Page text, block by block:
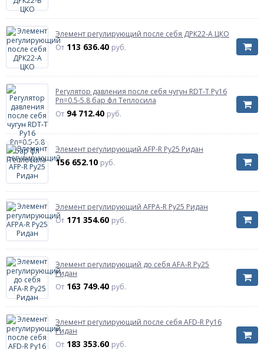
Элемент регулирующий после себя ДРК22-А ЦКО
От 113 636.40 руб.
Регулятор давления после себя чугун RDT-T Ру16
Рп=0.5-5.8 бар фл Теплосила
От 94 712.40 руб.
Элемент регулирующий AFP-R Ру25 Ридан
156 652.10 руб.
Элемент регулирующий AFPA-R Ру25 Ридан
От 171 354.60 руб.
Элемент регулирующий до себя AFA-R Ру25
Ридан
От 163 749.40 руб.
Элемент регулирующий после себя AFD-R Ру16
Ридан
От 183 353.60 руб.